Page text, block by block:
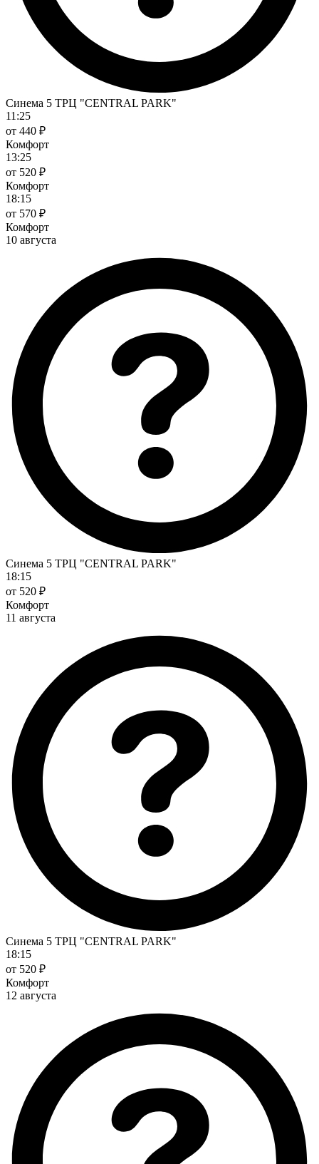
Синема 5 ТРЦ "CENTRAL PARK"
11:25
от 440 ₽
Комфорт
13:25
от 520 ₽
Комфорт
18:15
от 570 ₽
Комфорт
10 августа
Синема 5 ТРЦ "CENTRAL PARK"
18:15
от 520 ₽
Комфорт
11 августа
Синема 5 ТРЦ "CENTRAL PARK"
18:15
от 520 ₽
Комфорт
12 августа